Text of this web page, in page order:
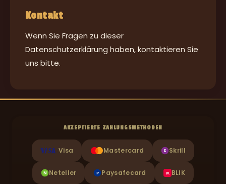
Kontakt
Wenn Sie Fragen zu dieser
Datenschutzerklärung haben, kontaktieren Sie
uns bitte.
AKZEPTIERTE ZAHLUNGSMETHODEN
Visa Mastercard S Skrill
N Neteller P Paysafecard BL BLIK